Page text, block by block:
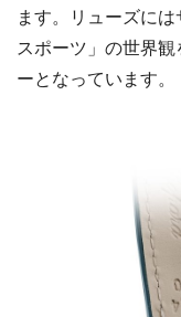
ます。リューズに
スポーツ」の世界
ーとなっています。